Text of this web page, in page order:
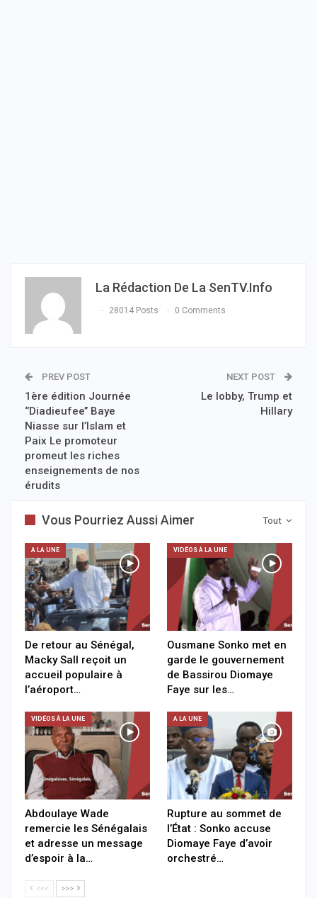
La Rédaction De La SenTV.info
28014 Posts 0 Comments
PREV POST
1ère édition Journée
‘’Diadieufee’’ Baye
Niasse sur l’Islam et
Paix Le promoteur
promeut les riches
enseignements de nos
érudits
NEXT POST
Le lobby, Trump et
Hillary
Tout
Vous Pourriez Aussi Aimer
A LA UNE
De retour au Sénégal,
Macky Sall reçoit un
accueil populaire à
l’aéroport…
VIDÉOS À LA UNE
Ousmane Sonko met en
garde le gouvernement
de Bassirou Diomaye
Faye sur les…
VIDÉOS À LA UNE
Abdoulaye Wade
remercie les Sénégalais
et adresse un message
d’espoir à la…
A LA UNE
Rupture au sommet de
l’État : Sonko accuse
Diomaye Faye d’avoir
orchestré…
<<< >>>